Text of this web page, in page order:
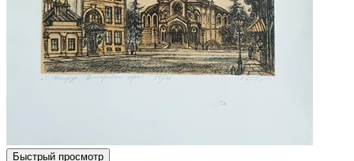
Быстрый просмотр